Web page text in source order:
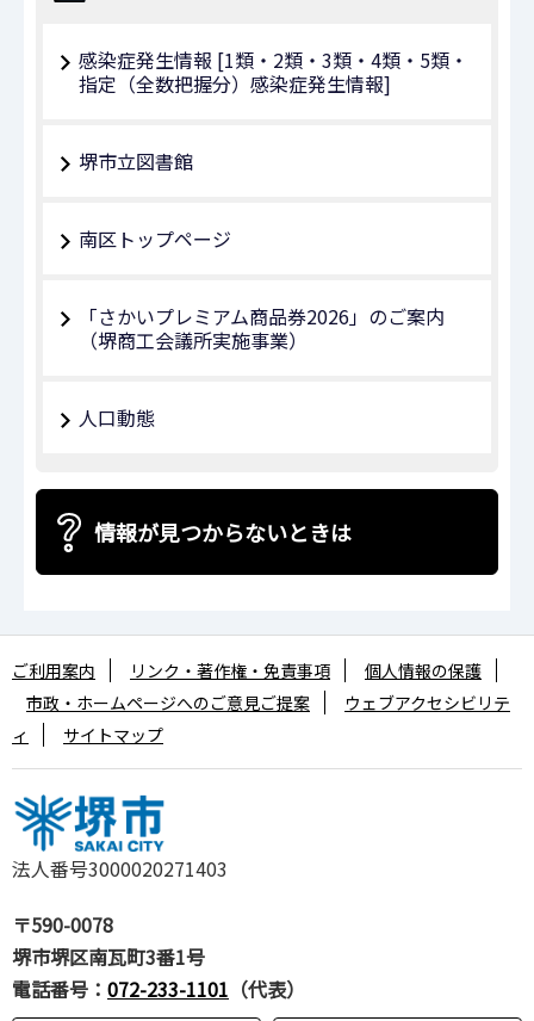
感染症発生情報 [1類・2類・3類・4類・5類・
指定（全数把握分）感染症発生情報]
堺市立図書館
南区トップページ
「さかいプレミアム商品券2026」のご案内
（堺商工会議所実施事業）
人口動態
情報が見つからないときは
法人番号3000020271403
〒590-0078
堺市堺区南瓦町3番1号
電話番号： 072-233-1101 （代表）
ご利用案内 リンク・著作権・免責事項
個人情報の保護
市政・ホームページへのご意見ご提案
ウェブアクセシビリテ
ィ
サイトマップ